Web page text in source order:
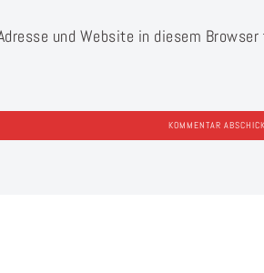
und Website in diesem